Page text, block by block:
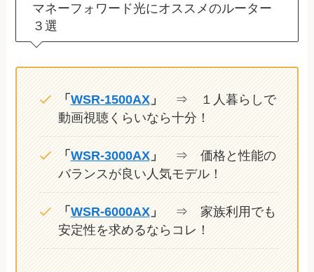
マネーフォワード光にオススメのルーター
３選
「 WSR-1500AX」
⇒ １人暮らしで
動画視聴くらいなら十分！
「 WSR-3000AX」
⇒ 価格と性能の
バランスが良い人気モデル！
「 WSR-6000AX」
⇒ 家族利用でも
安定性を求めるならコレ！